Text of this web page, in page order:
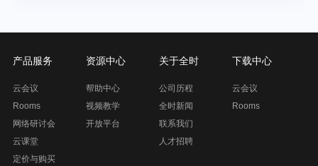
产品服务
云会议
Rooms
网络研讨会
云课堂
定价与购买
资源中心
帮助中心
视频教学
开放平台
关于全时
公司历程
全时新闻
联系我们
人才招聘
下载中心
云会议
Rooms